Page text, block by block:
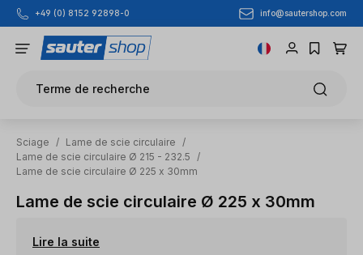
Passer au contenu principal
+49 (0) 8152 92898-0 info@sautershop.com
Terme de recherche
Sciage / Lame de scie circulaire
/
Lame de scie circulaire Ø 215 - 232.5
/
Lame de scie circulaire Ø 225 x 30mm
Lame de scie circulaire Ø 225 x 30mm
Lire la suite